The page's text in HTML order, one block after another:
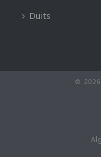
Duits
©